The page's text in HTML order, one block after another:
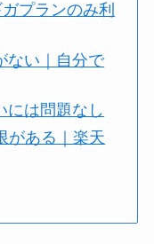
プランのみ利
ない｜自分で
には問題なし
がある｜楽天